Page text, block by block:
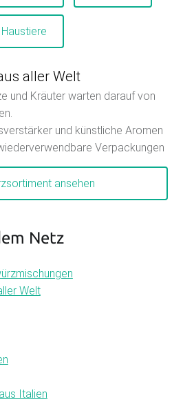
Haustiere
aller Welt
und Kräuter warten darauf von
und künstliche Aromen
Verpackungen
ansehen
Netz
Welt
Italien